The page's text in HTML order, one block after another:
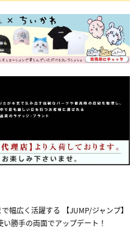
幅広く活躍する 【JUMP/ジャンプ】
勝手の両面でアップデート！